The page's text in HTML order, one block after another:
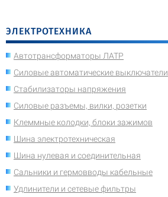
ЭЛЕКТРОТЕХНИКА
Автотрансформаторы ЛАТР
Силовые автоматические выключатели
Стабилизаторы напряжения
Силовые разъемы, вилки, розетки
Клеммные колодки, блоки зажимов
Шина электротехническая
Шина нулевая и соединительная
Сальники и гермовводы кабельные
Удлинители и сетевые фильтры